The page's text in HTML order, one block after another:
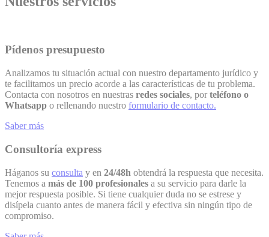
Pídenos presupuesto
Analizamos tu situación actual con nuestro departamento jurídico y
te facilitamos un precio acorde a las características de tu problema.
Contacta con nosotros en nuestras redes sociales, porteléfono o
Whatsapp o rellenando nuestro formulario de contacto.
Saber más
Consultoría express
Háganos su consulta y en 24/48h obtendrá la respuesta que necesita.
Tenemos a más de 100 profesionales a su servicio para darle la
mejor respuesta posible. Si tiene cualquier duda no se estrese y
disípela cuanto antes de manera fácil y efectiva sin ningún tipo de
compromiso.